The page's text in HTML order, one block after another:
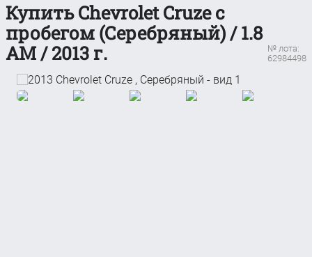
Купить Chevrolet Cruze с
пробегом (Серебряный) / 1.8
АМ / 2013 г.
№ лота:
62984498